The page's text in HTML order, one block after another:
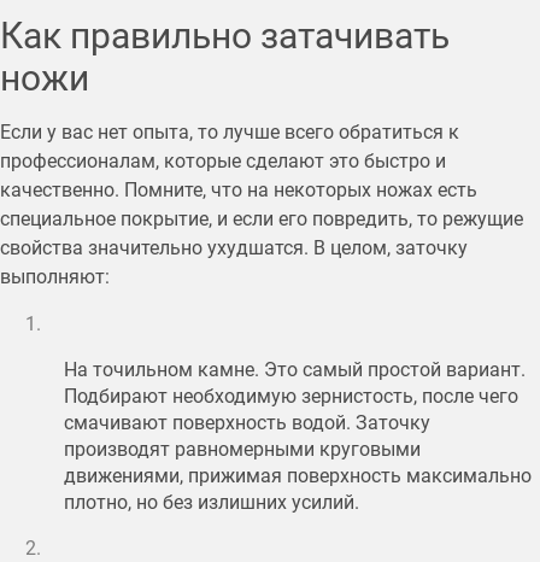
Как правильно затачивать
ножи
Если у вас нет опыта, то лучше всего обратиться к
профессионалам, которые сделают это быстро и
качественно. Помните, что на некоторых ножах есть
специальное покрытие, и если его повредить, то режущие
свойства значительно ухудшатся. В целом, заточку
выполняют:
На точильном камне. Это самый простой вариант.
Подбирают необходимую зернистость, после чего
смачивают поверхность водой. Заточку
производят равномерными круговыми
движениями, прижимая поверхность максимально
плотно, но без излишних усилий.